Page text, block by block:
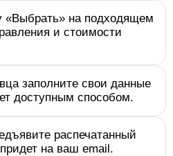
«Выбрать» на подходящем
и стоимости
заполните свои данные
доступным способом.
распечатанный
на ваш email.